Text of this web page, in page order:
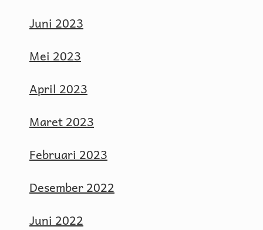
Juni 2023
Mei 2023
April 2023
Maret 2023
Februari 2023
Desember 2022
Juni 2022